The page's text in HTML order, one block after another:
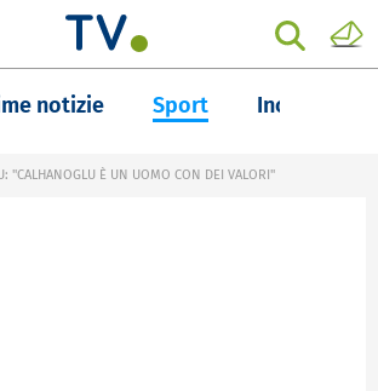
notizie Sport Inchieste
"CALHANOGLU È UN UOMO CON DEI VALORI"